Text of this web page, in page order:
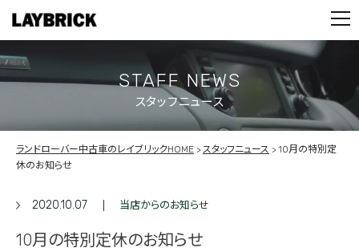
PARTS
CONTACT
PRIVACY POLICY
STAFF NEWS
スタッフニュース
ランドローバー中古車のレイブリックHOME スタッフニュース
10月の特別定
休のお知らせ
2020.10.07 当店からのお知らせ
10月の特別定休のお知らせ